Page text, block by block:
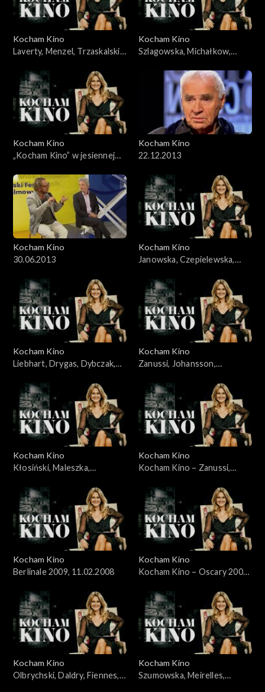
Kocham Kino
Laverty, Menzel, Trzaskalski,
Kocham Kino
Szlagowska, Michałkow,
Kocham Kino
„Kocham Kino” w jesiennej
Kocham Kino
22.12.2013
Kocham Kino
30.06.2013
Kocham Kino
Janowska, Czepielewska,
22.06.2008
Kocham Kino
Liebhart, Drygas, Dybczak,
Kocham Kino
Zanussi, Johansson,
10.06.2008
Kocham Kino
Kłosiński, Maleszka,
08.01.2008
Kocham Kino
Kocham Kino – Zanussi,
Kocham Kino
Berlinale 2009, 11.02.2008
Kocham Kino
Kocham Kino – Oscary 2009,
24.02.2008
Kocham Kino
Olbrychski, Daldry, Fiennes,
Kocham Kino
Szumowska, Meirelles,